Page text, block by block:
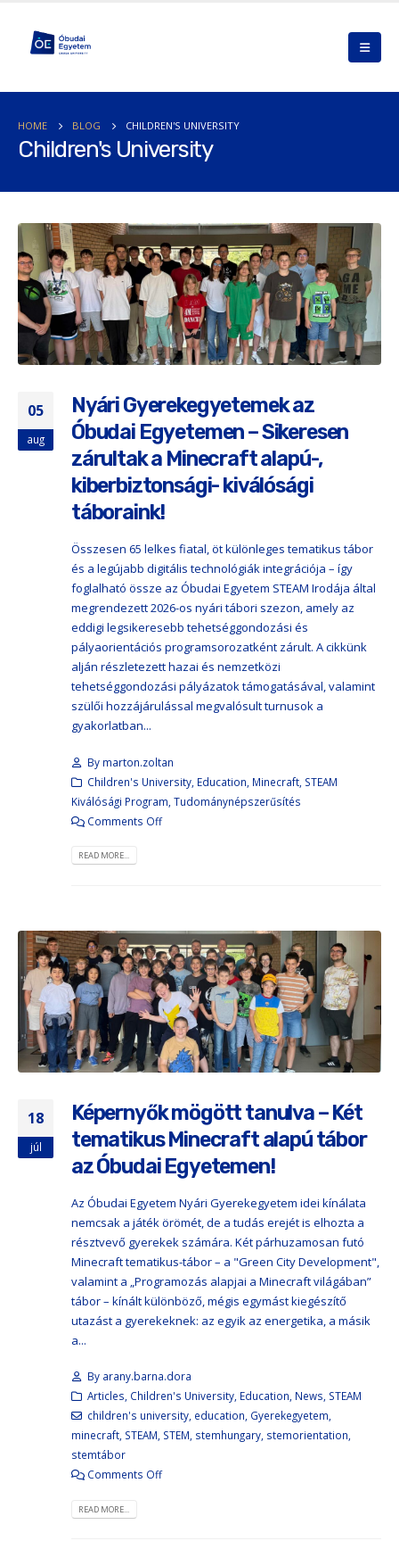
HOME BLOG CHILDREN'S UNIVERSITY
Children's University
05
aug
Nyári Gyerekegyetemek az
Óbudai Egyetemen – Sikeresen
zárultak a Minecraft alapú-,
kiberbiztonsági- kiválósági
táboraink!
Összesen 65 lelkes fiatal, öt különleges tematikus tábor
és a legújabb digitális technológiák integrációja – így
foglalható össze az Óbudai Egyetem STEAM Irodája által
megrendezett 2026-os nyári tábori szezon, amely az
eddigi legsikeresebb tehetséggondozási és
pályaorientációs programsorozatként zárult. A cikkünk
alján részletezett hazai és nemzetközi
tehetséggondozási pályázatok támogatásával, valamint
szülői hozzájárulással megvalósult turnusok a
gyakorlatban...
By marton.zoltan
Children's University, Education Minecraft, STEAM
Kiválósági Program Tudománynépszerűsítés
Comments Off
READ MORE...
18
júl
Képernyők mögött tanulva – Két
tematikus Minecraft alapú tábor
az Óbudai Egyetemen!
Az Óbudai Egyetem Nyári Gyerekegyetem idei kínálata
nemcsak a játék örömét, de a tudás erejét is elhozta a
résztvevő gyerekek számára. Két párhuzamosan futó
Minecraft tematikus-tábor – a "Green City Development",
valamint a „Programozás alapjai a Minecraft világában”
tábor – kínált különböző, mégis egymást kiegészítő
utazást a gyerekeknek: az egyik az energetika, a másik
a...
By arany.barna.dora
Articles, Children's University, Education, News, STEAM
children's university, education, Gyerekegyetem,
minecraft, STEAM, STEM, stemhungary, stemorientation,
stemtábor
Comments Off
READ MORE...